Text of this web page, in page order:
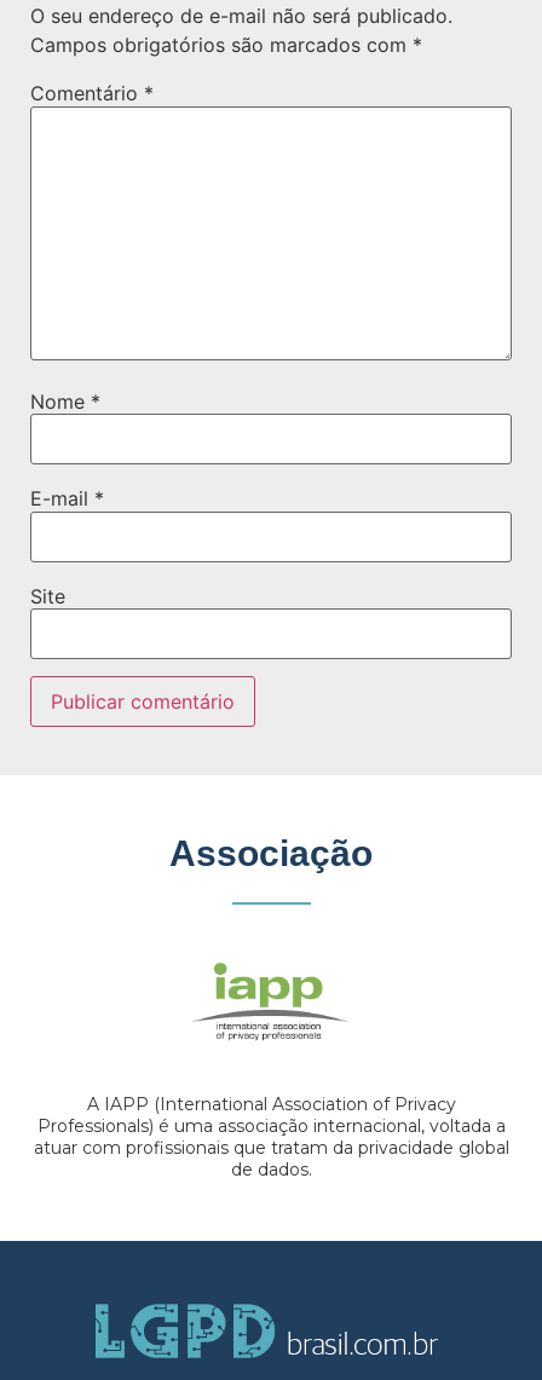
O seu endereço de e-mail não será publicado.
Campos obrigatórios são marcados com *
Comentário *
Nome *
E-mail *
Site
Associação
A IAPP (International Association of Privacy
Professionals) é uma associação internacional, voltada a
atuar com profissionais que tratam da privacidade global
de dados.